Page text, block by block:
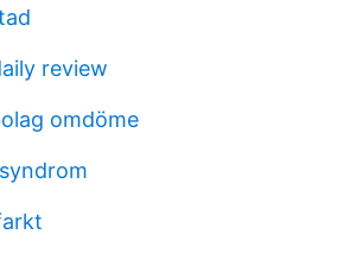
review
omdöme